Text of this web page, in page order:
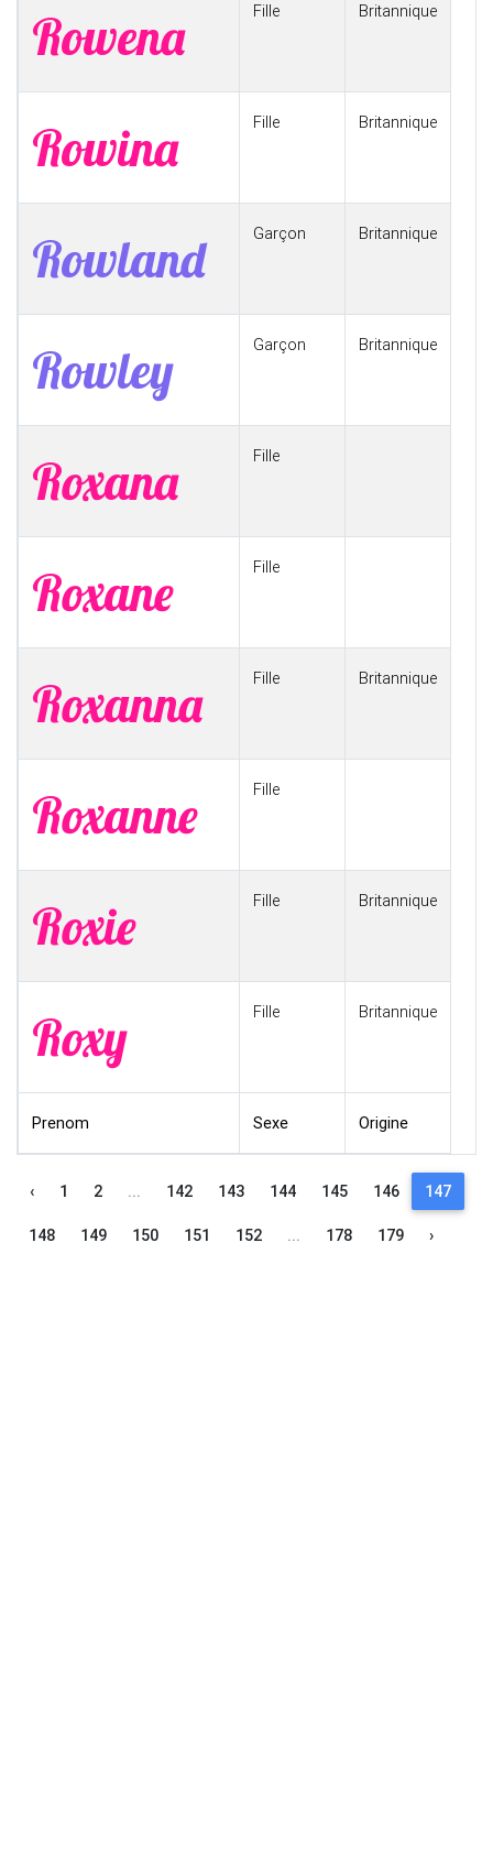
Rowena Fille Britannique
Rowina Fille Britannique
Rowland Garçon Britannique
Rowley Garçon Britannique
Roxana Fille
Roxane Fille
Roxanna Fille Britannique
Roxanne Fille
Roxie Fille Britannique
Roxy Fille Britannique
Prenom Sexe Origine
‹ 1 2 ... 142 143 144 145 146 147
148 149 150 151 152 ... 178 179 ›